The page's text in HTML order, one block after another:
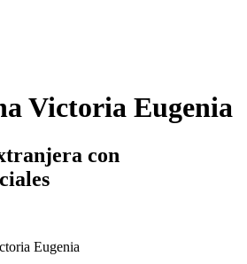
Victoria Eugenia
con